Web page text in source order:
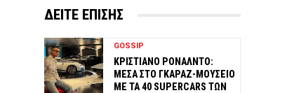
ΔΕΙΤΕ ΕΠΙΣΗΣ
GOSSIP
ΚΡΙΣΤΙΑΝΟ ΡΟΝΑΛΝΤΟ:
ΜΕΣΑ ΣΤΟ ΓΚΑΡΑΖ-ΜΟΥΣΕΙΟ
ΜΕ ΤΑ 40 SUPERCARS ΤΩΝ